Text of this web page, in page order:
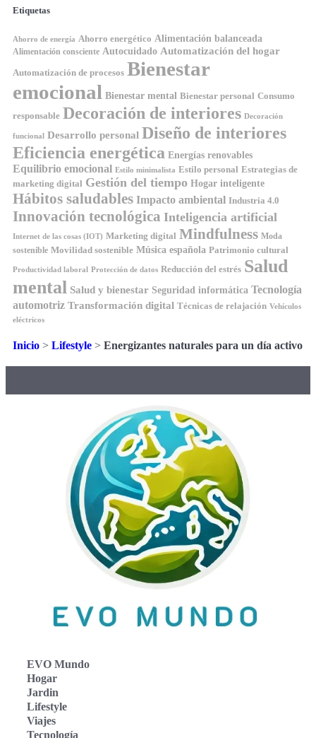
Etiquetas
Ahorro de energía Ahorro energético Alimentación balanceada
Alimentación consciente Autocuidado Automatización del hogar
Automatización de procesos Bienestar
emocional Bienestar mental Bienestar personal Consumo
responsable Decoración de interiores Decoración
funcional Desarrollo personal Diseño de interiores
Eficiencia energética Energías renovables
Equilibrio emocional Estilo minimalista Estilo personal Estrategias de
marketing digital Gestión del tiempo Hogar inteligente
Hábitos saludables Impacto ambiental Industria 4.0
Innovación tecnológica Inteligencia artificial
Internet de las cosas (IOT) Marketing digital Mindfulness Moda
sostenible Movilidad sostenible Música española Patrimonio cultural
Productividad laboral Protección de datos Reducción del estrés Salud
mental Salud y bienestar Seguridad informática Tecnología
automotriz Transformación digital Técnicas de relajación Vehículos
eléctricos
Inicio > Lifestyle > Energizantes naturales para un día activo
EVO Mundo
Hogar
Jardin
Lifestyle
Viajes
Tecnología